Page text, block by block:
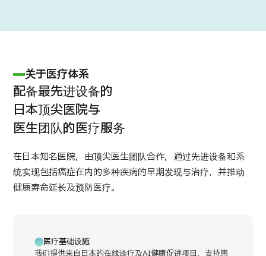
关于日本医疗
医疗项目检索
按部位・疾病搜索
按检查・术式・
治疗方法搜索
搜索美容医疗
内容精选
新闻
运营公司
关于医疗体系
配备最先进设备的
日本顶尖医院与
医生团队的医疗服务
在日本知名医院，由顶尖医生团队合作，通过先进设备和系
统实现包括癌症在内的多种疾病的早期发现与治疗，并推动
健康寿命延长及预防医疗。
医疗基础设施
我们提供来自日本的在线诊疗及AI健康促进项目，支持患